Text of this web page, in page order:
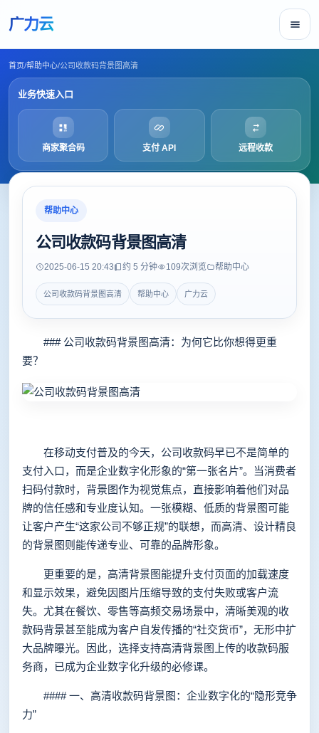
广力云
首页/帮助中心/公司收款码背景图高清
业务快速入口
商家聚合码 支付 API 远程收款
帮助中心
公司收款码背景图高清
2025-06-15 20:43 约 5 分钟 109次浏览 帮助中心
公司收款码背景图高清 帮助中心 广力云
### 公司收款码背景图高清：为何它比你想得更重
要？
在移动支付普及的今天，公司收款码早已不是简单的
支付入口，而是企业数字化形象的“第一张名片”。当消费者
扫码付款时，背景图作为视觉焦点，直接影响着他们对品
牌的信任感和专业度认知。一张模糊、低质的背景图可能
让客户产生“这家公司不够正规”的联想，而高清、设计精良
的背景图则能传递专业、可靠的品牌形象。
更重要的是，高清背景图能提升支付页面的加载速度
和显示效果，避免因图片压缩导致的支付失败或客户流
失。尤其在餐饮、零售等高频交易场景中，清晰美观的收
款码背景甚至能成为客户自发传播的“社交货币”，无形中扩
大品牌曝光。因此，选择支持高清背景图上传的收款码服
务商，已成为企业数字化升级的必修课。
#### 一、高清收款码背景图：企业数字化的“隐形竞争
力”